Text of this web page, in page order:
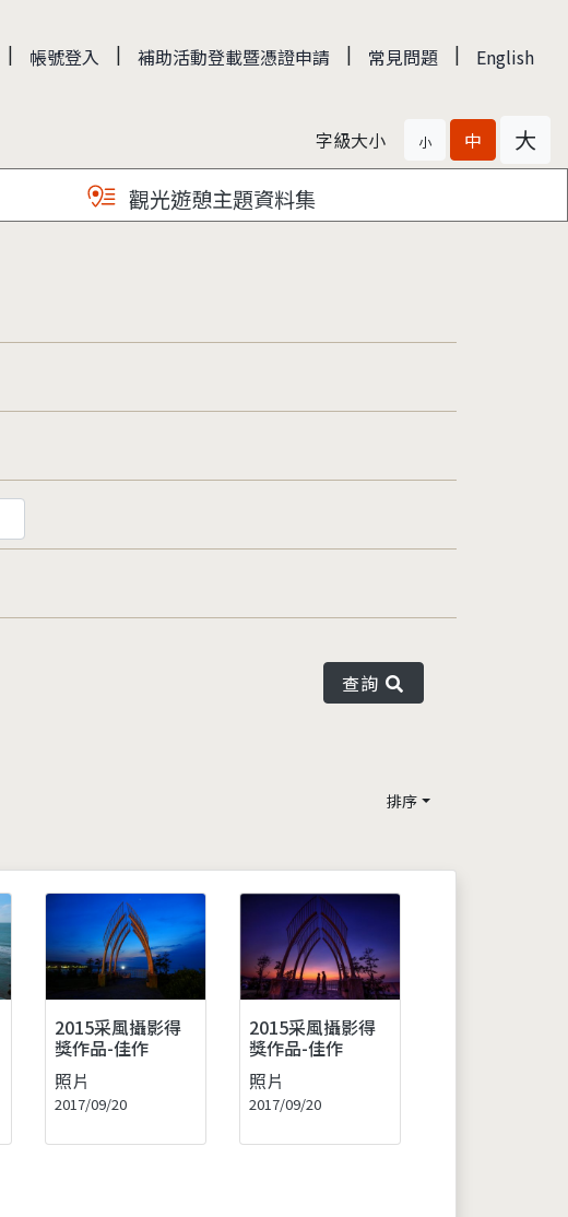
| 帳號登入 | 補助活動登載暨憑證申請 | 常見問題 | English
字級大小 小 中 大
觀光遊憩主題資料集
查詢
排序
2015采風攝影得
獎作品-佳作
照片
2017/09/20
2015采風攝影得
獎作品-佳作
照片
2017/09/20